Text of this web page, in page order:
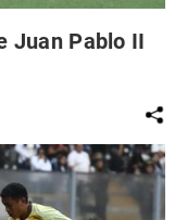
Juan Pablo II